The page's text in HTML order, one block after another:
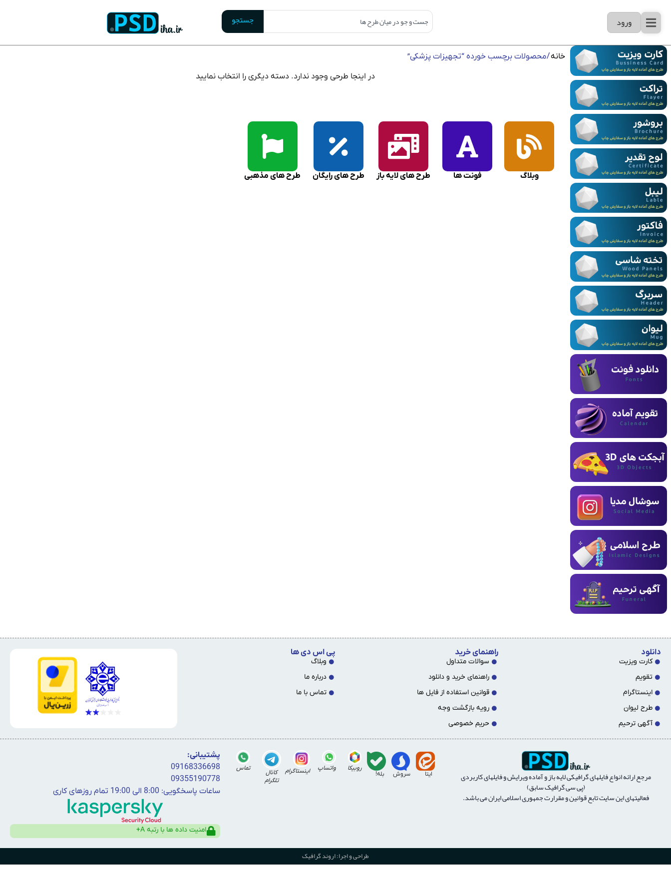
ورود جستجو
خانه/ محصولات برچسب خورده “تجهیزات پزشکی”
در اینجا طرحی وجود ندارد. دسته دیگری را انتخاب نمایید
وبلاگ فونت ها طرح های لایه باز طرح های رایگان طرح های مذهبی
دانلود
کارت ویزیت
تقویم
اینستاگرام
طرح لیوان
آگهی ترحیم
راهنمای خرید
سوالات متداول
راهنمای خرید و دانلود
قوانین استفاده از فایل ها
رویه بازگشت وجه
حریم خصوصی
پی اس دی ها
وبلاگ
درباره ما
تماس با ما
مرجع ارائه انواع فايلهای گرافيكی لايه باز و آماده ويرايش و فايلهای كاربردی
(پی سی گرافیک سابق)
فعالیتهای این سایت تابع قوانین و مقرارت جمهوری اسلامی ایران می باشد.
ایتا سروش بله!
روبیکا واتساپ اینستاگرام
کانال
تلگرام
تماس
پشتیبانی:
09168336698
09355190778
ساعات پاسخگویی: 8:00 الی 19:00 تمام روزهای کاری
امنیت داده ها با رتبه A+
طراحی و اجرا: اروند گرافیک